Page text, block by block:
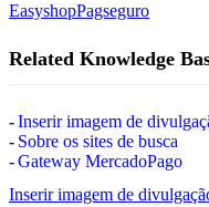
EasyshopPagseguro
Related Knowledge
Inserir imagem de
Sobre os sites de busca
Gateway MercadoPago
Inserir imagem de